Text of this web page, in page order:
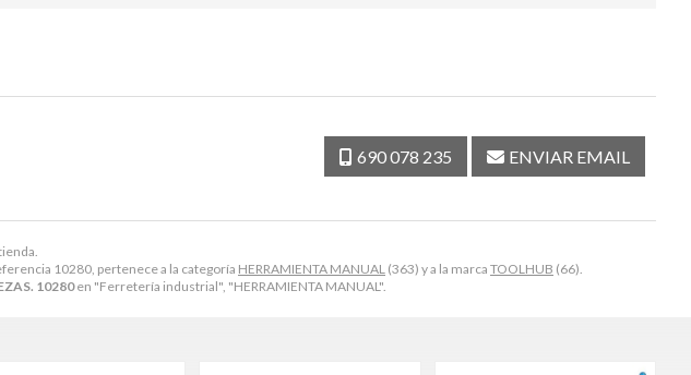
10280, pertenece a la categoría HERRAMIENTA MANUAL (363) y a la marca TOOLHUB (66).
10280en "Ferretería industrial", "HERRAMIENTA MANUAL".
690 078 235 ENVIAR EMAIL